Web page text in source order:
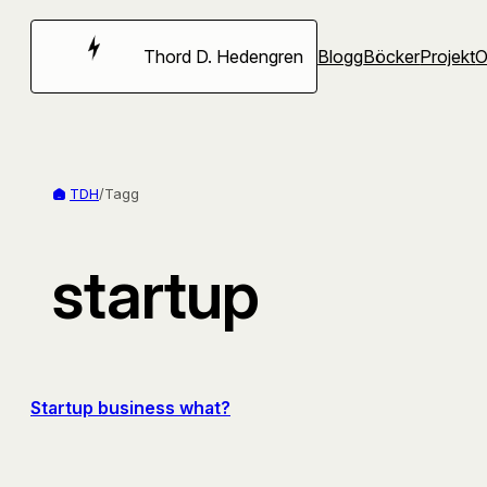
Hoppa
Thord D. Hedengren BloggBöckerProjekt
TDH/Tagg
startup
Startup business what?